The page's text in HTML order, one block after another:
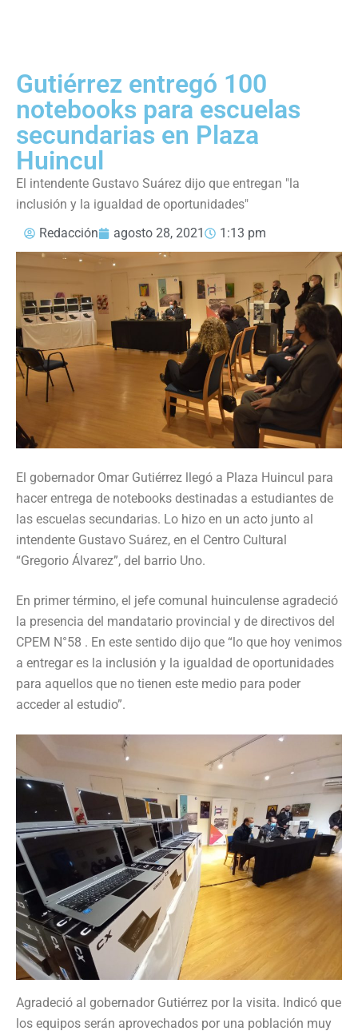
Gutiérrez entregó 100
notebooks para escuelas
secundarias en Plaza
Huincul
El intendente Gustavo Suárez dijo que entregan "la
inclusión y la igualdad de oportunidades"
Redacción
agosto 28, 2021 1:13 pm
El gobernador Omar Gutiérrez llegó a Plaza Huincul para
hacer entrega de notebooks destinadas a estudiantes de
las escuelas secundarias. Lo hizo en un acto junto al
intendente Gustavo Suárez, en el Centro Cultural
“Gregorio Álvarez”, del barrio Uno.
En primer término, el jefe comunal huinculense agradeció
la presencia del mandatario provincial y de directivos del
CPEM N°58 . En este sentido dijo que “lo que hoy venimos
a entregar es la inclusión y la igualdad de oportunidades
para aquellos que no tienen este medio para poder
acceder al estudio”.
Agradeció al gobernador Gutiérrez por la visita. Indicó que
los equipos serán aprovechados por una población muy